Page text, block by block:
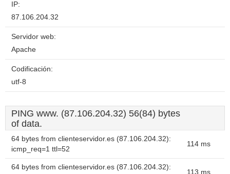
IP:
87.106.204.32
Servidor web:
Apache
Codificación:
utf-8
PING www. (87.106.204.32) 56(84) bytes
of data.
64 bytes from clienteservidor.es (87.106.204.32):
icmp_req=1 ttl=52
114 ms
64 bytes from clienteservidor.es (87.106.204.32):
113 ms